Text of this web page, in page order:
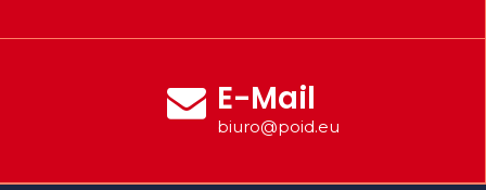
E-Mail
biuro@poid.eu